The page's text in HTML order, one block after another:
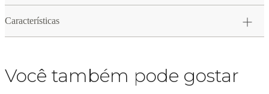
Características
Você também pode gostar